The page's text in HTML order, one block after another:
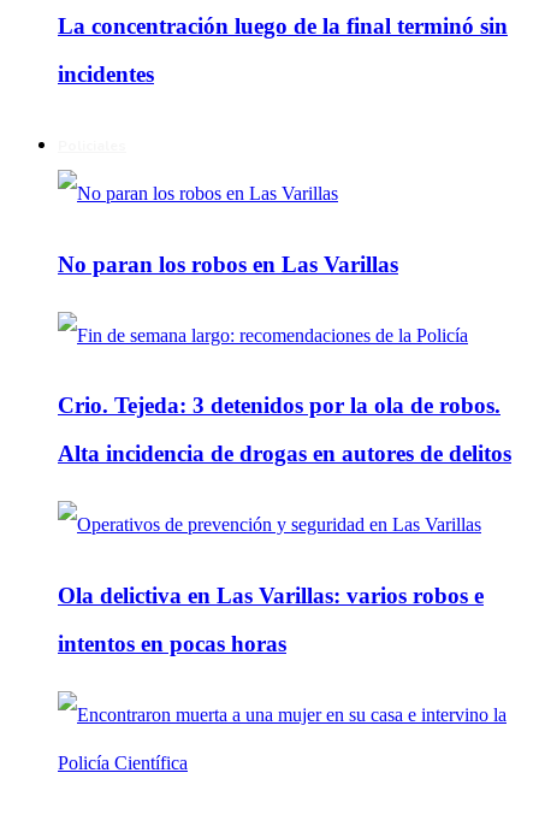
La concentración luego de la final terminó sin
incidentes
No paran los robos en Las Varillas
Crio. Tejeda: 3 detenidos por la ola de robos.
Alta incidencia de drogas en autores de delitos
Ola delictiva en Las Varillas: varios robos e
intentos en pocas horas